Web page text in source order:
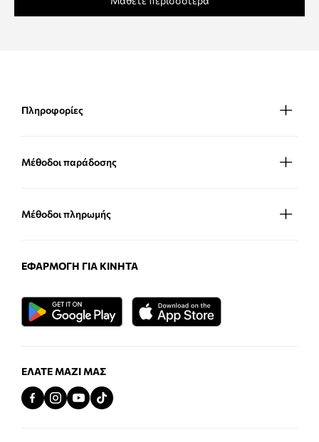
Πληροφορίες
Μέθοδοι παράδοσης
Μέθοδοι πληρωμής
ΕΦΑΡΜΟΓΉ ΓΙΑ ΚΙΝΗΤΆ
ΕΛΆΤΕ ΜΑΖΊ ΜΑΣ